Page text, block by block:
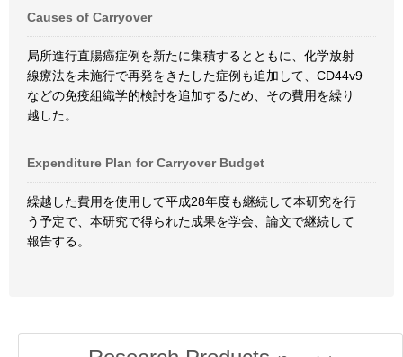
Causes of Carryover
局所進行直腸癌症例を新たに集積するとともに、化学放射
線療法を未施行で再発をきたした症例も追加して、CD44v9
などの免疫組織学的検討を追加するため、その費用を繰り
越した。
Expenditure Plan for Carryover Budget
繰越した費用を使用して平成28年度も継続して本研究を行
う予定で、本研究で得られた成果を学会、論文で継続して
報告する。